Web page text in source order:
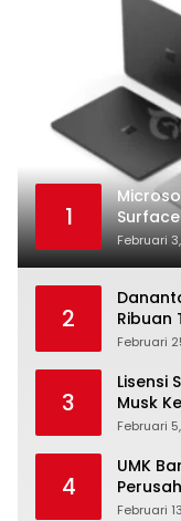
1
Februari
2
Ribuan
Februari
3
Lisensi
Musk
Februari
4
UMK
Februari